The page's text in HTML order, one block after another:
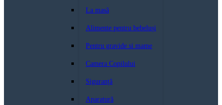
La masă
Alimente pentru bebeluși
Pentru gravide si mame
Camera Copilului
Siguranță
Aparatură